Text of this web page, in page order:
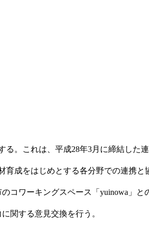
。これは、平成28年3月に締結した
成をはじめとする各分野での連携と
コワーキングスペース「yuinowa」と
関する意見交換を行う。